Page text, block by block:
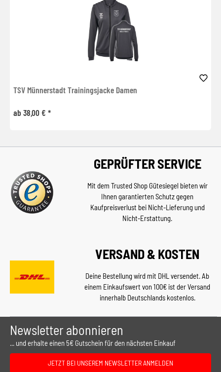
TSV Münnerstadt Trainingsjacke Damen
ab 38,00 € *
GEPRÜFTER SERVICE
Mit dem Trusted Shop Gütesiegel bieten wir
Ihnen garantierten Schutz gegen
Kaufpreisverlust bei Nicht-Lieferung und
Nicht-Erstattung.
VERSAND & KOSTEN
Deine Bestellung wird mit DHL versendet. Ab
einem Einkaufswert von 100€ ist der Versand
innerhalb Deutschlands kostenlos.
Newsletter abonnieren
... und erhalte einen 5€ Gutschein für den nächsten Einkauf
JETZT BEI UNSEREM NEWSLETTER ANMELDEN